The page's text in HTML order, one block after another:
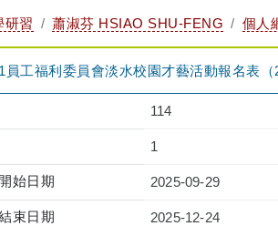
研習 蕭淑芬 HSIAO SHU-FENG 個人
員工福利委員會淡水校園才藝活動報名表
114
1
始日期 2025-09-29
束日期 2025-12-24